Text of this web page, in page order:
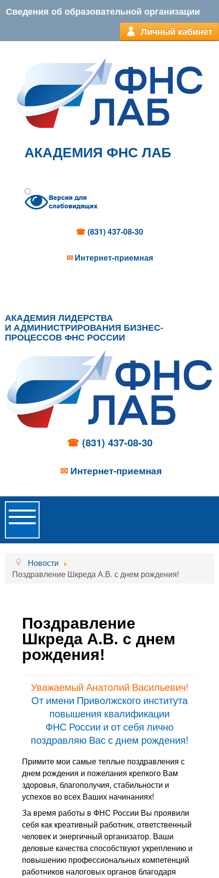
Сведения об образовательной организации
Личный кабинет
АКАДЕМИЯ ФНС ЛАБ
☎(831) 437-08-30
✉ Интернет-приемная
АКАДЕМИЯ ЛИДЕРСТВА
И АДМИНИСТРИРОВАНИЯ БИЗНЕС-
ПРОЦЕССОВ ФНС РОССИИ
☎ (831) 437-08-30
✉ Интернет-приемная
Toggle
Navigation
Главная
Об учреждении
Образовательные услуги
Услуги проживания
Контакты
Блог
Новости
Поздравление Шкреда А.В. с днем рождения!
Поздравление
Шкреда А.В. с днем
рождения!
Уважаемый Анатолий Васильевич!
От имени Приволжского института
повышения квалификации
ФНС России и от себя лично
поздравляю Вас с днем рождения!
Примите мои самые теплые поздравления с
днем рождения и пожелания крепкого Вам
здоровья, благополучия, стабильности и
успехов во всех Ваших начинаниях!
За время работы в ФНС России Вы проявили
себя как креативный работник, ответственный
человек и энергичный организатор. Ваши
деловые качества способствуют укреплению и
повышению профессиональных компетенций
работников налоговых органов благодаря